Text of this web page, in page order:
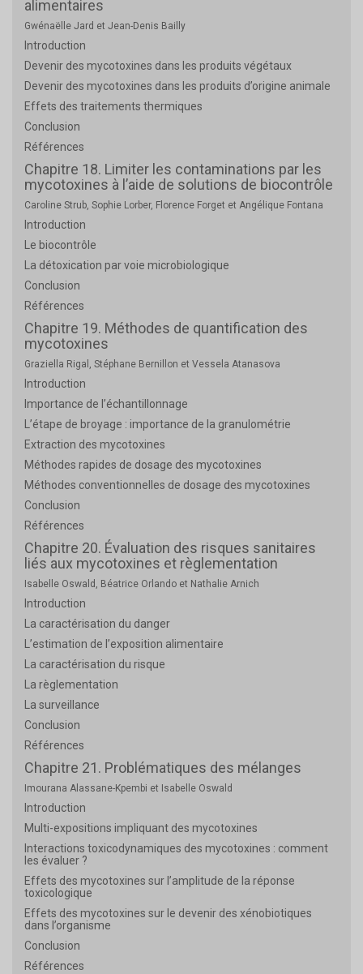
alimentaires
Gwénaëlle Jard et Jean-Denis Bailly
Introduction
Devenir des mycotoxines dans les produits végétaux
Devenir des mycotoxines dans les produits d’origine animale
Effets des traitements thermiques
Conclusion
Références
Chapitre 18. Limiter les contaminations par les
mycotoxines à l’aide de solutions de biocontrôle
Caroline Strub, Sophie Lorber, Florence Forget et Angélique Fontana
Introduction
Le biocontrôle
La détoxication par voie microbiologique
Conclusion
Références
Chapitre 19. Méthodes de quantification des
mycotoxines
Graziella Rigal, Stéphane Bernillon et Vessela Atanasova
Introduction
Importance de l’échantillonnage
L’étape de broyage : importance de la granulométrie
Extraction des mycotoxines
Méthodes rapides de dosage des mycotoxines
Méthodes conventionnelles de dosage des mycotoxines
Conclusion
Références
Chapitre 20. Évaluation des risques sanitaires
liés aux mycotoxines et règlementation
Isabelle Oswald, Béatrice Orlando et Nathalie Arnich
Introduction
La caractérisation du danger
L’estimation de l’exposition alimentaire
La caractérisation du risque
La règlementation
La surveillance
Conclusion
Références
Chapitre 21. Problématiques des mélanges
Imourana Alassane-Kpembi et Isabelle Oswald
Introduction
Multi-expositions impliquant des mycotoxines
Interactions toxicodynamiques des mycotoxines : comment
les évaluer ?
Effets des mycotoxines sur l’amplitude de la réponse
toxicologique
Effets des mycotoxines sur le devenir des xénobiotiques
dans l’organisme
Conclusion
Références